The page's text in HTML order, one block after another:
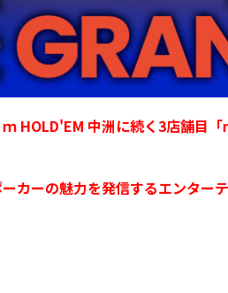
HOLD'EM 中洲に続く3店舗目
カーの魅力を発信するエンター